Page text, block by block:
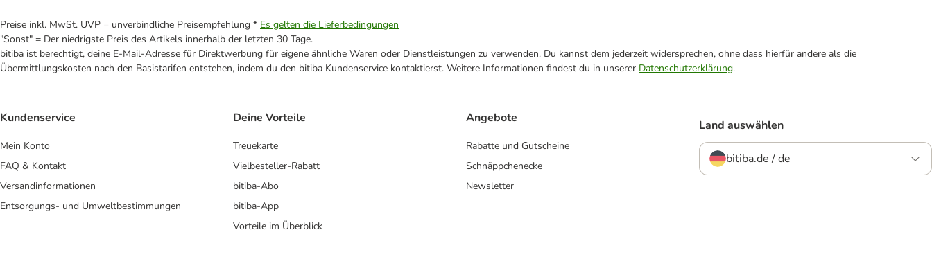
Preise inkl. MwSt. UVP = unverbindliche Preisempfehlung * Es gelten die Lieferbedingungen
"Sonst" = Der niedrigste Preis des Artikels innerhalb der letzten 30 Tage.
bitiba ist berechtigt, deine E-Mail-Adresse für Direktwerbung für eigene ähnliche Waren oder Dienstleistungen zu verwenden. Du kannst dem jederzeit widersprechen, ohne dass hierfür andere als die
Übermittlungskosten nach den Basistarifen entstehen, indem du den bitiba Kundenservice kontaktierst. Weitere Informationen findest du in unserer Datenschutzerklärung.
Kundenservice
Mein Konto
FAQ & Kontakt
Versandinformationen
Entsorgungs- und Umweltbestimmungen
Deine Vorteile
Treuekarte
Vielbesteller-Rabatt
bitiba-Abo
bitiba-App
Vorteile im Überblick
Angebote
Rabatte und Gutscheine
Schnäppchenecke
Newsletter
Land auswählen
bitiba.de / de